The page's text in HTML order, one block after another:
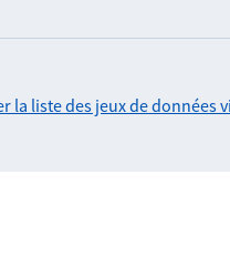
la liste des jeux de données